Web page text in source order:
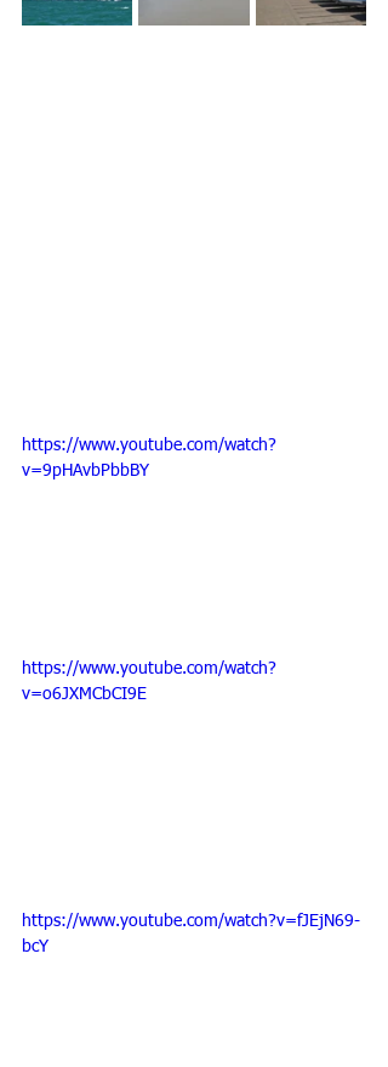
https://www.youtube.com/watch?
v=9pHAvbPbbBY
https://www.youtube.com/watch?
v=o6JXMCbCI9E
https://www.youtube.com/watch?v=fJEjN69-
bcY